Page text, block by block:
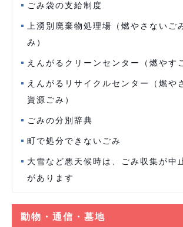
ごみ袋の支給制度
上湧別廃棄物処理場（燃やさないご
み）
えんがるクリーンセンター（燃やす
えんがるリサイクルセンター（燃や
資源ごみ）
ごみの分別辞典
町で処分できないごみ
大雪など悪天候時は、ごみ収集が中
があります
動物・通信・墓地